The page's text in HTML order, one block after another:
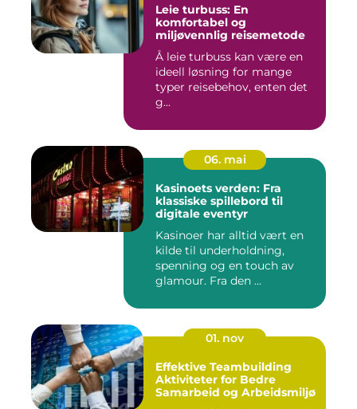
Leie turbuss: En
komfortabel og
miljøvennlig reisemetode
Å leie turbuss kan være en
ideell løsning for mange
typer reisebehov, enten det
g...
06. mai
Kasinoets verden: Fra
klassiske spillebord til
digitale eventyr
Kasinoer har alltid vært en
kilde til underholdning,
spenning og en touch av
glamour. Fra den ...
01. nov
Effektive Teambuilding
Aktiviteter for Bedre
Samarbeid og Arbeidsmiljø